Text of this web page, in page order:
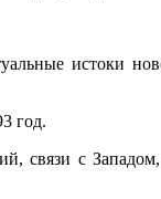
истоки
год.
связи с